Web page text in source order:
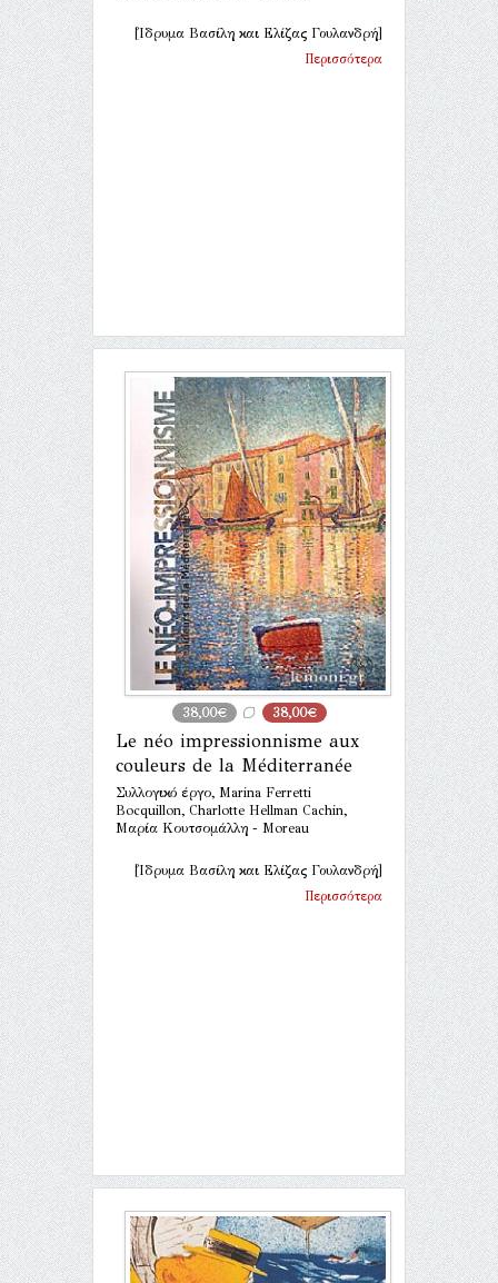
[Ίδρυμα Βασίλη και Ελίζας Γουλανδρή]
Περισσότερα
38,00€ 38,00€
Le néo impressionnisme aux
couleurs de la Méditerranée
Συλλογικό έργο, Marina Ferretti
Bocquillon, Charlotte Hellman Cachin,
Μαρία Κουτσομάλλη - Moreau
[Ίδρυμα Βασίλη και Ελίζας Γουλανδρή]
Περισσότερα